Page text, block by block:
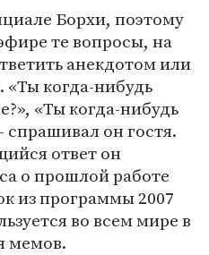
Борхи, поэтому
те вопросы, на
анекдотом или
«Ты когда-нибудь
«Ты когда-нибудь
спрашивал он гостя.
ответ он
о прошлой работе
из программы 2007
во всем мире в
мемов.